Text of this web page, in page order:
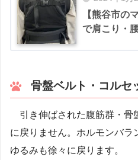
【熊谷市の
で肩こり・
骨盤ベルト・コルセ
引き伸ばされた腹筋群・骨
に戻りません。ホルモンバラ
ゆるみも徐々に戻ります。